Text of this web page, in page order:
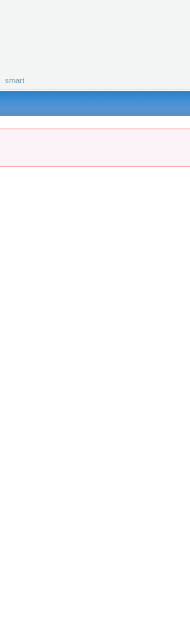
smart